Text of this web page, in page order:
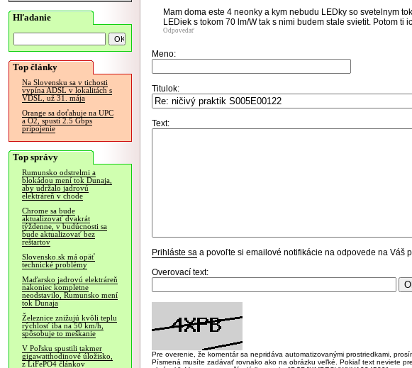
Hľadanie
Top články
Na Slovensku sa v tichosti
vypína ADSL v lokalitách s
VDSL, už 31. mája
Orange sa doťahuje na UPC
a O2, spustí 2.5 Gbps
pripojenie
Top správy
Rumunsko odstrelmi a
blokádou mení tok Dunaja,
aby udržalo jadrovú
elektráreň v chode
Chrome sa bude
aktualizovať dvakrát
týždenne, v budúcnosti sa
bude aktualizovať bez
reštartov
Slovensko.sk má opäť
technické problémy
Maďarsko jadrovú elektráreň
nakoniec kompletne
neodstavilo, Rumunsko mení
tok Dunaja
Železnice znižujú kvôli teplu
rýchlosť iba na 50 km/h,
spôsobuje to meškanie
V Poľsku spustili takmer
gigawatthodinové úložisko,
z LiFePO4 článkov
Mam doma este 4 neonky a kym nebudu LEDky so svetelnym
LEDiek s tokom 70 lm/W tak s nimi budem stale svietit. Potom ti
Odpovedať
Meno:
Titulok:
Text:
Prihláste sa a povoľte si emailové notifikácie na odpovede na Váš
Overovací text:
Pre overenie, že komentár sa nepridáva automatizovanými prostriedkami,
Písmená musíte zadávať rovnako ako na obrázku veľké. Pokiaľ text neviete